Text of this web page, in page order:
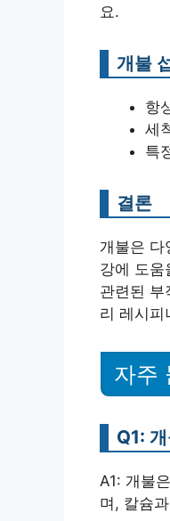
요.
개불
항
세
특
결론
개불은 다
강에 도움
관련된 부
리 레시피
자주
Q1:
A1: 개불
며, 칼슘